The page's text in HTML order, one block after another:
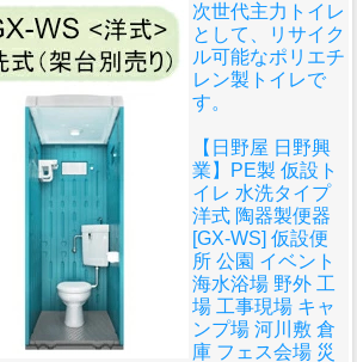
次世代主力トイレ
として、リサイク
ル可能なポリエチ
レン製トイレで
す。
【日野屋 日野興
業】PE製 仮設ト
イレ 水洗タイプ
洋式 陶器製便器
[GX-WS] 仮設便
所 公園 イベント
海水浴場 野外 工
場 工事現場 キャ
ンプ場 河川敷 倉
庫 フェス会場 災